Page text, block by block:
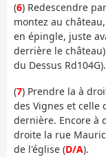
(6) Redescendre
montez au
en épingle, juste
derrière le
du Dessus Rd104G).
(7) Prendre la à
des Vignes et celle
dernière. Encore à
droite la rue
de l'église (D/A).